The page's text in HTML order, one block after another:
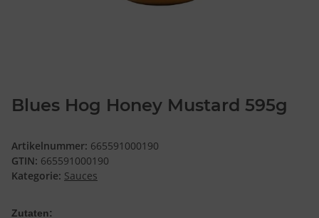
Blues Hog Honey Mustard 595g
Artikelnummer: 665591000190
GTIN: 665591000190
Kategorie: Sauces
Zutaten: